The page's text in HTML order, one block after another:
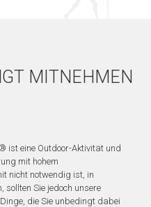
MITNEHMEN
ist eine Outdoor-Aktivität und
mit hohem
nicht notwendig ist, in
sollten Sie jedoch unsere
die Sie unbedingt dabei